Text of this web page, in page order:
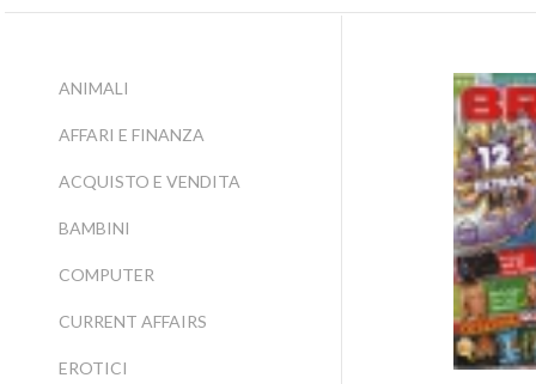
ANIMALI
AFFARI E FINANZA
ACQUISTO E VENDITA
BAMBINI
COMPUTER
CURRENT AFFAIRS
EROTICI